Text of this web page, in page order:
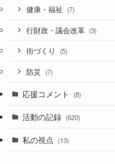
健康・福祉 (7)
行財政・議会改革 (3)
街づくり (5)
防災 (7)
応援コメント (8)
活動の記録 (620)
私の視点 (13)